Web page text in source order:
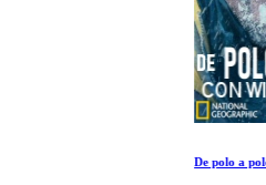
De polo a polo con Will Smith Ep 1-2